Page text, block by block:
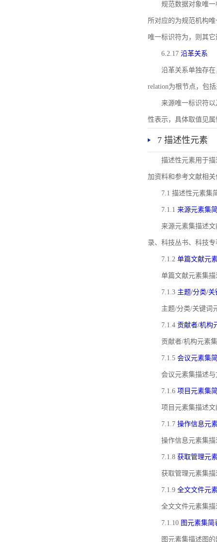
规范数据对象唯一
所对应的为规范机构
唯一标识符为，则其
6.2.17 沿革关系
沿革关系单独存
relation为根节点，包
来源唯一标识符以
性表示，具体取值见属
7 描述性元素
描述性元素用于
加资料和参考文献相
7.1 描述性元素集
7.1.1 来源元素集
来源元素集描述
录、科技丛书、科技
7.1.2 单篇文献元
单篇文献元素集
7.1.3 主题/分类/
主题/分类/关键词
7.1.4 贡献者/机构
贡献者/机构元素
7.1.5 会议元素集
会议元素集描述
7.1.6 项目元素集
项目元素集描述
7.1.7 操作信息元
操作信息元素集
7.1.8 获取管理元
获取管理元素集
7.1.9 全文文件元
全文文件元素集
7.1.10 图元素集简
图元素集描述图